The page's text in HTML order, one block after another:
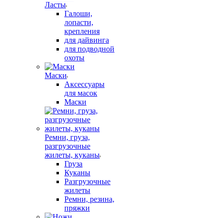
Ласты
Галоши,
лопасти,
крепления
для дайвинга
для подводной
охоты
Маски
Аксессуары
для масок
Маски
Ремни, груза,
разгрузочные
жилеты, куканы
Груза
Куканы
Разгрузочные
жилеты
Ремни, резина,
пряжки